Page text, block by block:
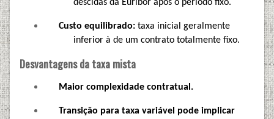
descidas da Euribor após o período fixo.
Custo equilibrado: taxa inicial geralmente
inferior à de um contrato totalmente fixo.
Desvantagens da taxa mista
Maior complexidade contratual.
Transição para taxa variável pode implicar